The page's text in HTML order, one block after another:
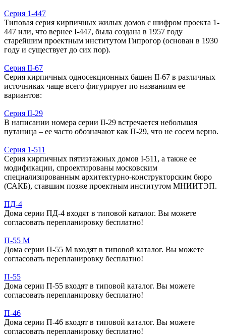
Серия 1-447
Типовая серия кирпичных жилых домов с шифром проекта 1-
447 или, что вернее I-447, была создана в 1957 году
старейшим проектным институтом Гипрогор (основан в 1930
году и существует до сих пор).
Серия II-67
Серия кирпичных односекционных башен II-67 в различных
источниках чаще всего фигурирует по названиям ее
вариантов:
Серия II-29
В написании номера серии II-29 встречается небольшая
путаница – ее часто обозначают как П-29, что не сосем верно.
Серия 1-511
Серия кирпичных пятиэтажных домов I-511, а также ее
модификации, спроектированы московским
специализированным архитектурно-конструкторским бюро
(САКБ), ставшим позже проектным институтом МНИИТЭП.
ПД-4
Дома серии ПД-4 входят в типовой каталог. Вы можете
согласовать перепланировку бесплатно!
П-55 М
Дома серии П-55 М входят в типовой каталог. Вы можете
согласовать перепланировку бесплатно!
П-55
Дома серии П-55 входят в типовой каталог. Вы можете
согласовать перепланировку бесплатно!
П-46
Дома серии П-46 входят в типовой каталог. Вы можете
согласовать перепланировку бесплатно!